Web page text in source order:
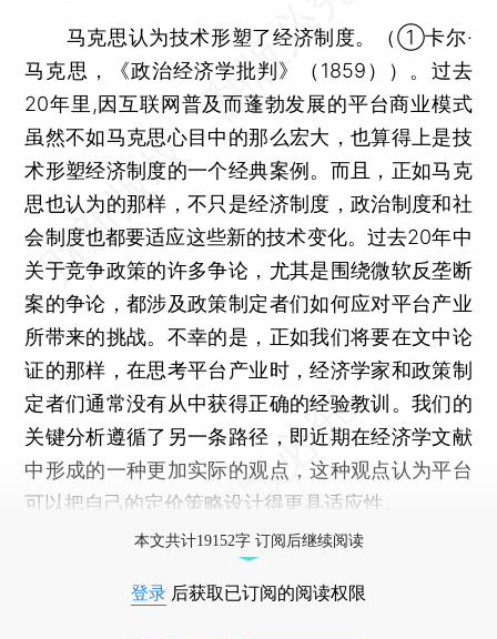
马克思认为技术形塑了经济制度。（①卡尔·
马克思，《政治经济学批判》（1859））。过去
20年里,因互联网普及而蓬勃发展的平台商业模式
虽然不如马克思心目中的那么宏大，也算得上是技
术形塑经济制度的一个经典案例。而且，正如马克
思也认为的那样，不只是经济制度，政治制度和社
会制度也都要适应这些新的技术变化。过去20年中
关于竞争政策的许多争论，尤其是围绕微软反垄断
案的争论，都涉及政策制定者们如何应对平台产业
所带来的挑战。不幸的是，正如我们将要在文中论
证的那样，在思考平台产业时，经济学家和政策制
定者们通常没有从中获得正确的经验教训。我们的
关键分析遵循了另一条路径，即近期在经济学文献
中形成的一种更加实际的观点，这种观点认为平台
可以把自己的定价策略设计得更具适应性。
本文共计19152字 订阅后继续阅读
登录 后获取已订阅的阅读权限